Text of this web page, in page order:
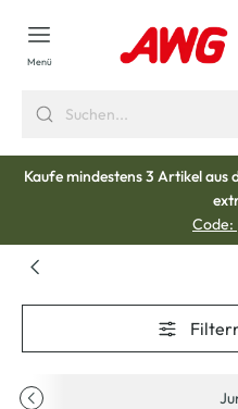
springen
Menü
Kaufe mindestens 3 Artikel aus
Code: